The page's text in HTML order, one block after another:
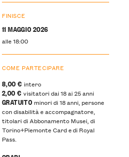
FINISCE
11 MAGGIO 2026
alle 18:00
COME PARTECIPARE
8,00 € intero
2,00 € visitatori dai 18 ai 25 anni
GRATUITO minori di 18 anni, persone
con disabilità e accompagnatore,
titolari di Abbonamento Musei, di
Torino+Piemonte Card e di Royal
Pass.